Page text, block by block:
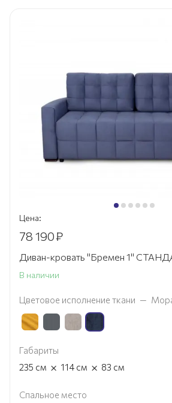
Цена:
78 190₽
Диван-кровать "Бремен 1"
В наличии
Цветовое исполнение ткани —
Габариты
235 см × 114 см × 83 см
Спальное место